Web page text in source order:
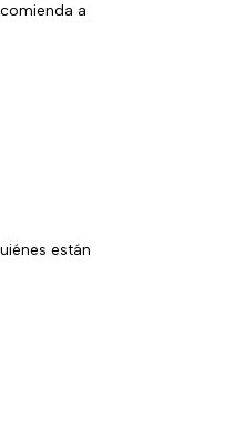
a
están